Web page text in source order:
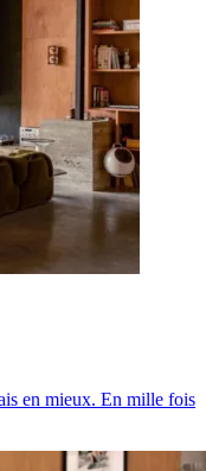
en mieux. En mille fois